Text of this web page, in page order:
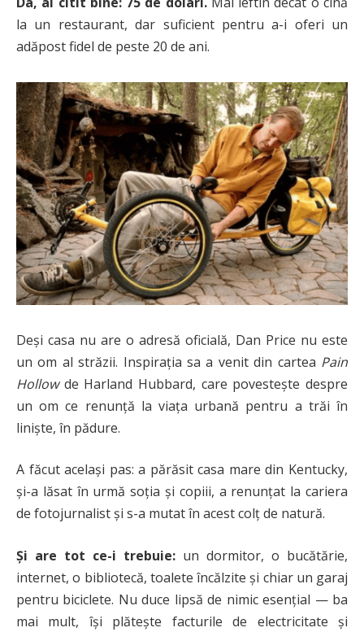
la un restaurant, dar suficient pentru a-i oferi un
adăpost fidel de peste 20 de ani.
Deși casa nu are o adresă oficială, Dan Price nu este
un om al străzii. Inspirația sa a venit din cartea Pain
Hollowde Harland Hubbard, care povestește despre
un om ce renunță la viața urbană pentru a trăi în
liniște, în pădure.
A făcut același pas: a părăsit casa mare din Kentucky,
și-a lăsat în urmă soția și copiii, a renunțat la cariera
de fotojurnalist și s-a mutat în acest colț de natură.
Și are tot ce-i trebuie: un dormitor, o bucătărie,
internet, o bibliotecă, toalete încălzite și chiar un garaj
pentru biciclete. Nu duce lipsă de nimic esențial — ba
mai mult, își plătește facturile de electricitate și